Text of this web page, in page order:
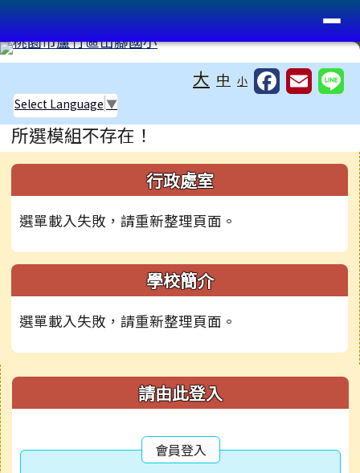
跳至主內容區
桃園市蘆竹區山腳國小
導覽列
大 中 小
Select Language ▼
主內容區域
所選模組不存在！
左邊區域內容 行政處室
選單載入失敗，請重新整理頁面。
學校簡介
選單載入失敗，請重新整理頁面。
右邊區域內容 請由此登入
會員登入
頁尾區域